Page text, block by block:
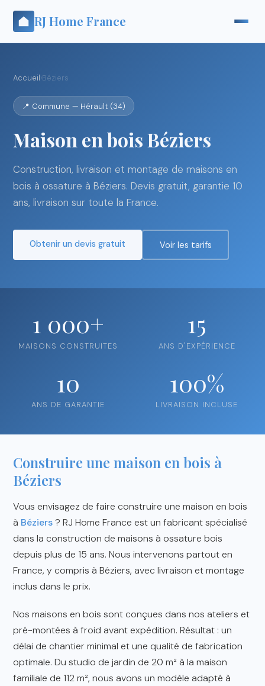
RJ Home France
Accueil›Béziers
📍 Commune — Hérault (34)
Maison en bois Béziers
Construction, livraison et montage de maisons en
bois à ossature à Béziers. Devis gratuit, garantie 10
ans, livraison sur toute la France.
Obtenir un devis gratuit Voir les tarifs
1 000+
MAISONS CONSTRUITES
15
ANS D'EXPÉRIENCE
10
ANS DE GARANTIE
100%
LIVRAISON INCLUSE
Construire une maison en bois à
Béziers
Vous envisagez de faire construire une maison en bois
à Béziers ? RJ Home France est un fabricant spécialisé
dans la construction de maisons à ossature bois
depuis plus de 15 ans. Nous intervenons partout en
France, y compris à Béziers, avec livraison et montage
inclus dans le prix.
Nos maisons en bois sont conçues dans nos ateliers et
pré-montées à froid avant expédition. Résultat : un
délai de chantier minimal et une qualité de fabrication
optimale. Du studio de jardin de 20 m² à la maison
familiale de 112 m², nous avons un modèle adapté à